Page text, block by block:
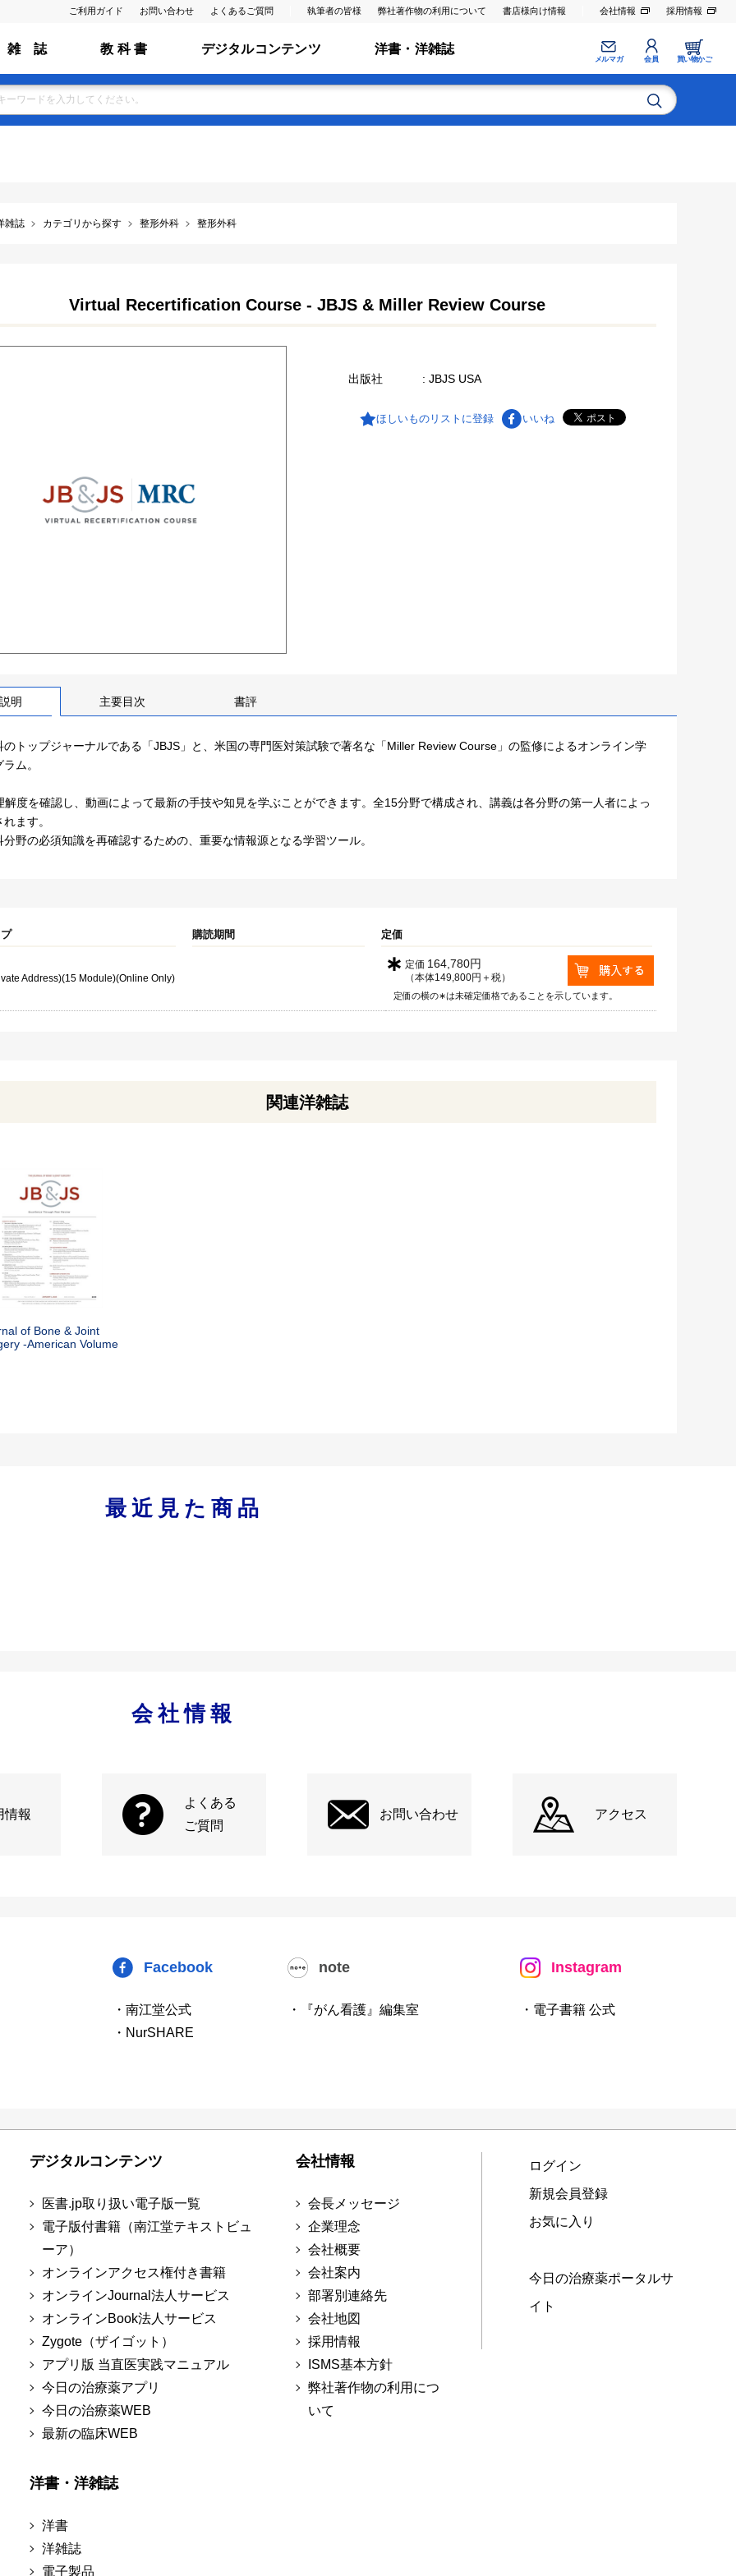
ご利用ガイド お問い合わせ よくあるご質問 執筆者の皆様 弊社著作物の利用について 書店様向け情報 会社情報 採用情報
雑 誌 教 科 書 デジタルコンテンツ 洋書・洋雑誌
メルマガ 会員 買い物かご
雑誌 カテゴリから探す 整形外科 整形外科
Virtual Recertification Course - JBJS & Miller Review Course
出版社 : JBJS USA
ほしいものリストに登録 いいね
明 主要目次 書評
のトップジャーナルである「JBJS」と、米国の専門医対策試験で著名な「Miller Review Course」の監修によるオンライン学
ム。
解度を確認し、動画によって最新の手技や知見を学ぶことができます。全15分野で構成され、講義は各分野の第一人者によっ
ます。
分野の必須知識を再確認するための、重要な情報源となる学習ツール。
購読期間 定価
Address)(15 Module)(Online Only)
∗ 定価 164,780円
（本体149,800円＋税）
定価の横の∗は未確定価格であることを示しています。
関連洋雑誌
of Bone & Joint
-American Volume
最近見た商品
会社情報
情報
よくある
ご質問
お問い合わせ アクセス
Facebook
・南江堂公式
・NurSHARE
note
・『がん看護』編集室
Instagram
・電子書籍 公式
デジタルコンテンツ
医書.jp取り扱い電子版一覧
電子版付書籍（南江堂テキストビュ
ーア）
オンラインアクセス権付き書籍
オンラインJournal法人サービス
オンラインBook法人サービス
Zygote（ザイゴット）
アプリ版 当直医実践マニュアル
今日の治療薬アプリ
今日の治療薬WEB
最新の臨床WEB
洋書・洋雑誌
洋書
洋雑誌
電子製品
会社情報
会長メッセージ
企業理念
会社概要
会社案内
部署別連絡先
会社地図
採用情報
ISMS基本方針
弊社著作物の利用につ
いて
ログイン
新規会員登録
お気に入り
今日の治療薬ポータルサ
イト